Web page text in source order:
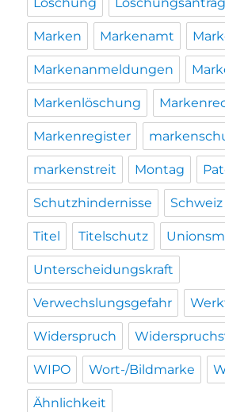
Marken Markenamt
Markenanmeldungen
Markenlöschung
Markenregister
markenstreit Montag
Schutzhindernisse Schweiz
Titel Titelschutz
Unterscheidungskraft
Verwechslungsgefahr
Widerspruch
WIPO Wort-/Bildmarke
Ähnlichkeit